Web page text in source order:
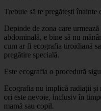
Trebuie să te pregătești înainte
Depinde de zona care
abdominală, e bine să nu
cum ar fi ecografia tiroidiană
pregătire specială.
Este ecografia o procedură
Ecografia nu implică radiații și
ori este nevoie, inclusiv în
mamă sau copil.